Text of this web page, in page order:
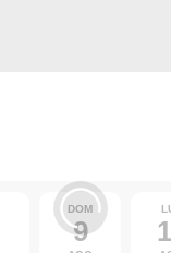
DOM
9